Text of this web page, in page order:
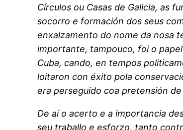
Círculos ou Casas de Galicia, as
socorro e formación dos seus
enxalzamento do nome da nosa
importante, tampouco, foi o
Cuba, cando, en tempos
loitaron con éxito pola
era perseguido coa pretensión
De aí o acerto e a importancia
seu traballo e esforzo, tanto